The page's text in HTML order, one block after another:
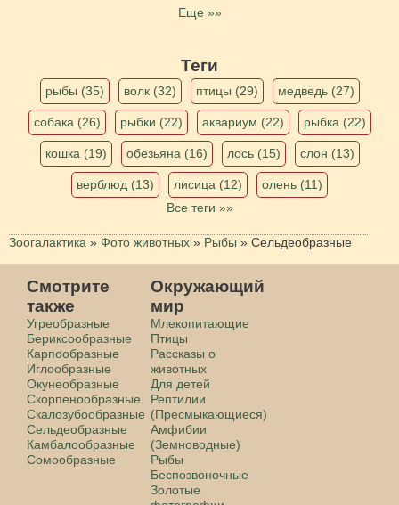
Еще »»
Теги
рыбы (35) волк (32) птицы (29) медведь (27)
собака (26) рыбки (22) аквариум (22) рыбка (22)
кошка (19) обезьяна (16) лось (15) слон (13)
верблюд (13) лисица (12)
олень (11)
Все теги »»
Зоогалактика » Фото животных » Рыбы » Сельдеобразные
Смотрите
также
Угреобразные
Бериксообразные
Карпообразные
Иглообразные
Окунеобразные
Скорпенообразные
Скалозубообразные
Сельдеобразные
Камбалообразные
Сомообразные
Окружающий
мир
Млекопитающие
Птицы
Рассказы о
животных
Для детей
Рептилии
(Пресмыкающиеся)
Амфибии
(Земноводные)
Рыбы
Беспозвоночные
Золотые